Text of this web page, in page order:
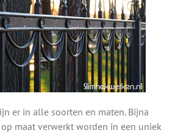
er in alle soorten en maten. Bijna
maat verwerkt worden in een uniek